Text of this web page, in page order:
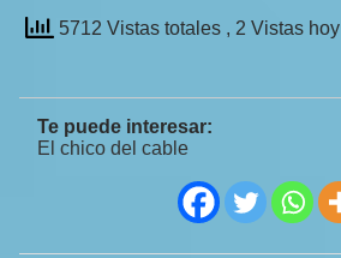
5712 Vistas totales , 2 Vistas hoy
Te puede interesar:
El chico del cable